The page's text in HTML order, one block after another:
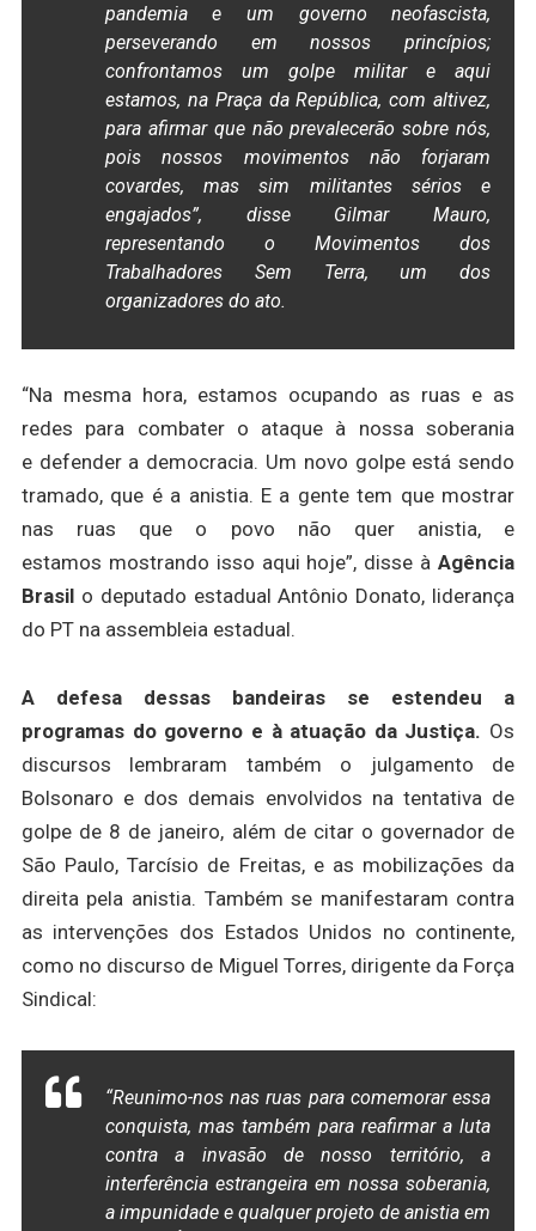
pandemia e um governo neofascista,
perseverando em nossos princípios;
confrontamos um golpe militar e aqui
estamos, na Praça da República, com altivez,
para afirmar que não prevalecerão sobre nós,
pois nossos movimentos não forjaram
covardes, mas sim militantes sérios e
engajados”, disse Gilmar Mauro,
representando o Movimentos dos
Trabalhadores Sem Terra, um dos
organizadores do ato.
“Na mesma hora, estamos ocupando as ruas e as
redes para combater o ataque à nossa soberania
e defender a democracia. Um novo golpe está sendo
tramado, que é a anistia. E a gente tem que mostrar
nas ruas que o povo não quer anistia, e
estamos mostrando isso aqui hoje”, disse àAgência
Brasilo deputado estadual Antônio Donato, liderança
do PT na assembleia estadual.
A defesa dessas bandeiras se estendeu a
programas do governo e à atuação da Justiça. Os
discursos lembraram também o julgamento de
Bolsonaro e dos demais envolvidos na tentativa de
golpe de 8 de janeiro, além de citar o governador de
São Paulo, Tarcísio de Freitas, e as mobilizações da
direita pela anistia. Também se manifestaram contra
as intervenções dos Estados Unidos no continente,
como no discurso de Miguel Torres, dirigente da Força
Sindical:
“Reunimo-nos nas ruas para comemorar essa
conquista, mas também para reafirmar a luta
contra a invasão de nosso território, a
interferência estrangeira em nossa soberania,
a impunidade e qualquer projeto de anistia em